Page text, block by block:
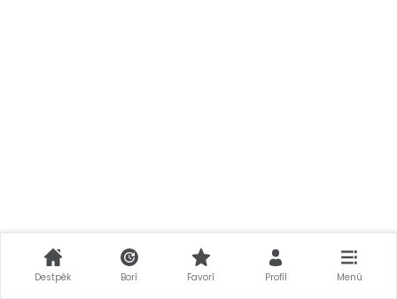
Destpêk Borî Favorî Profîl Menû